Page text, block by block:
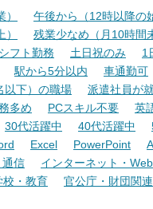
午後から（12時以降の
残業少なめ（月10時間
フト勤務 土日祝のみ 1
駅から5分以内 車通勤可
以下）の職場 派遣社員が
多め PCスキル不要 英
30代活躍中 40代活躍中
Excel PowerPoint
通信 インターネット・Web
校・教育 官公庁・財団関連